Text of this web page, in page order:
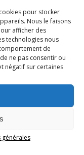
pour stocker
Nous le faisons
afficher des
technologies nous
de
ne pas consentir ou
négatif sur certaines
générales
:
tortues…